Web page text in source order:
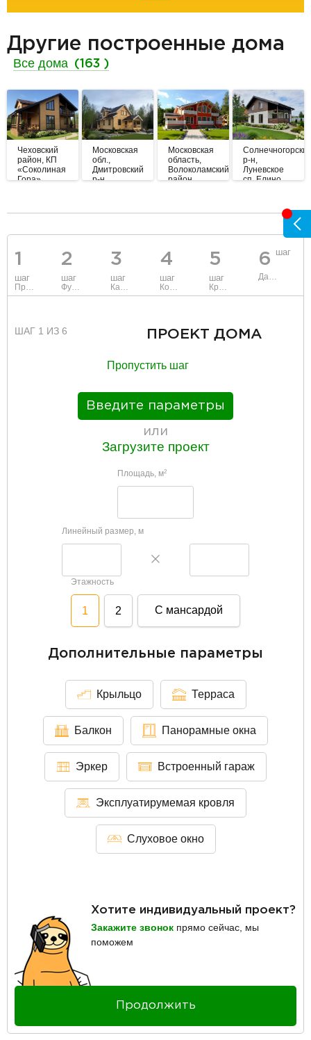
Другие построенные дома
Все дома (163 )
Чеховский
район, КП
«Соколиная
Гора»
Московская
обл.,
Дмитровский
р-н
Московская
область,
Волоколамский
район
р-н,
Луневское
сп, Елино
1
шаг
Проект
2
шаг
Фундамент
3
шаг
Каркас и стены
4
шаг
Коммуникации
5
шаг
Крыша
6 шаг
Данные
ШАГ 1 ИЗ 6 ПРОЕКТ ДОМА
Пропустить шаг
Введите параметры
или
Загрузите проект
Площадь, м2
Линейный размер, м
Этажность
1 2 С мансардой
Дополнительные параметры
Крыльцо Терраса
Балкон Панорамные окна
Эркер Встроенный гараж
Эксплуатирумемая кровля
Слуховое окно
Хотите индивидуальный проект?
Закажите звонок прямо сейчас, мы
поможем
Продолжить